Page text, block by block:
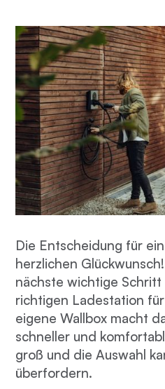
Die Entscheidung für
herzlichen
nächste wichtige
richtigen Ladestation für
eigene Wallbox macht
schneller und
groß und die Auswahl
überfordern.